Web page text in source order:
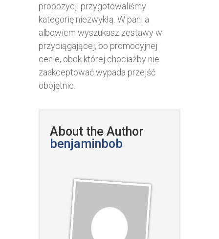
propozycji przygotowaliśmy
kategorię niezwykłą. W pani a
albowiem wyszukasz zestawy w
przyciągającej, bo promocyjnej
cenie, obok której chociażby nie
zaakceptować wypada przejść
obojętnie.
About the Author
benjaminbob